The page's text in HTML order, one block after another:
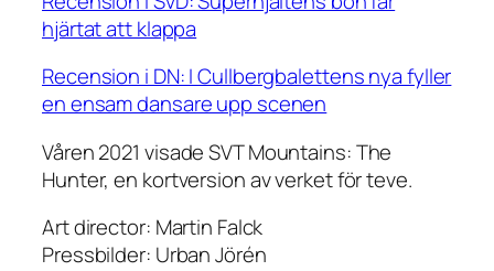
hjärtat att klappa
Recension i DN: I Cullbergbalettens nya fyller
en ensam dansare upp scenen
Våren 2021 visade SVT Mountains: The
Hunter, en kortversion av verket för teve.
Art director: Martin Falck
Pressbilder: Urban Jörén